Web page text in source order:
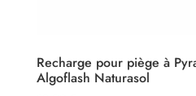
Recharge pour piège à
Algoflash Naturasol